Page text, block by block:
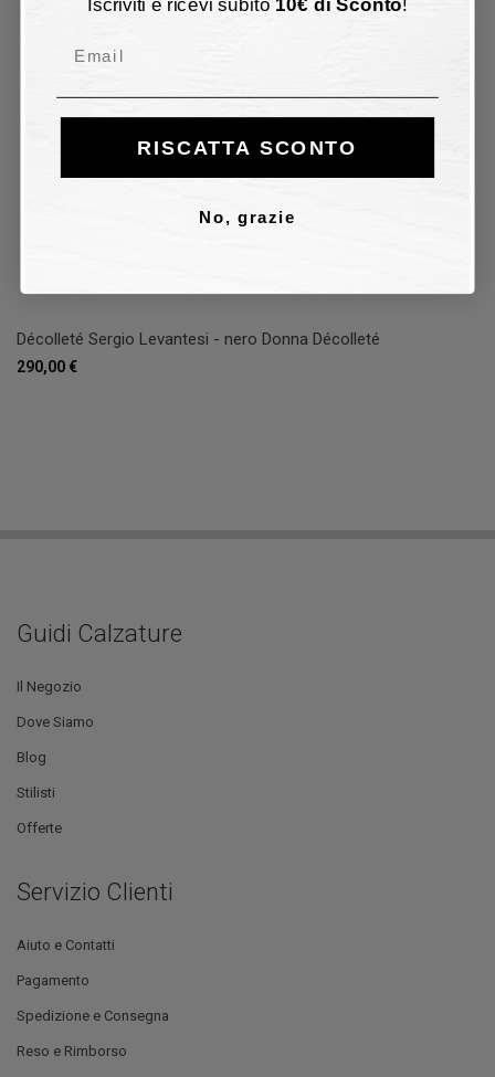
Décolleté Sergio Levantesi - nero Donna Décolleté
290,00 €
Guidi Calzature
Il Negozio
Dove Siamo
Blog
Stilisti
Offerte
Servizio Clienti
Aiuto e Contatti
Pagamento
Spedizione e Consegna
Reso e Rimborso
RISCATTA SCONTO
No, grazie